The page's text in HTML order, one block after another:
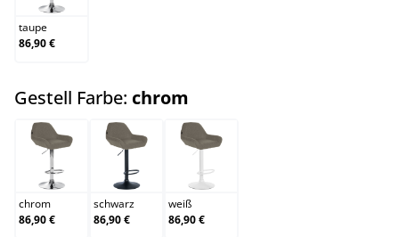
taupe
86,90 €
Gestell Farbe: chrom
chrom
chrom
86,90 €
schwarz
schwarz
86,90 €
weiß
weiß
86,90 €